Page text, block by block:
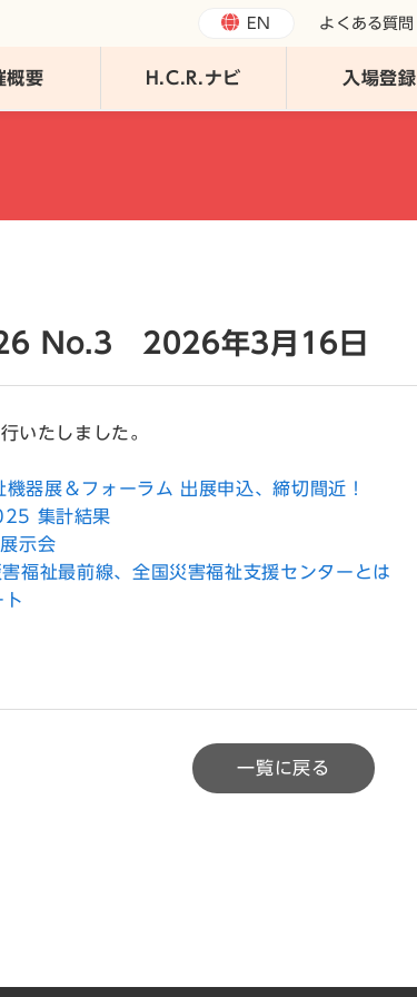
概要 H.C.R.ナビ 入場登録
EN よくある質問
No.3 2026年3月16日
たしました。
器展＆フォーラム 出展申込、締切間近！
集計結果
示会
福祉最前線、全国災害福祉支援センターとは
一覧に戻る